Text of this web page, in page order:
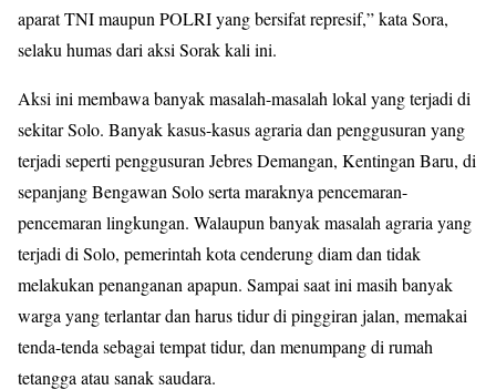
aparat TNI maupun POLRI yang bersifat represif,” kata Sora,
selaku humas dari aksi Sorak kali ini.
Aksi ini membawa banyak masalah-masalah lokal yang terjadi di
sekitar Solo. Banyak kasus-kasus agraria dan penggusuran yang
terjadi seperti penggusuran Jebres Demangan, Kentingan Baru, di
sepanjang Bengawan Solo serta maraknya pencemaran-
pencemaran lingkungan. Walaupun banyak masalah agraria yang
terjadi di Solo, pemerintah kota cenderung diam dan tidak
melakukan penanganan apapun. Sampai saat ini masih banyak
warga yang terlantar dan harus tidur di pinggiran jalan, memakai
tenda-tenda sebagai tempat tidur, dan menumpang di rumah
tetangga atau sanak saudara.